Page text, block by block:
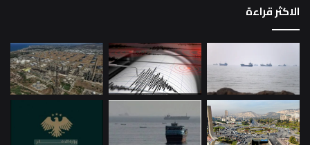
الاكثر قراءة